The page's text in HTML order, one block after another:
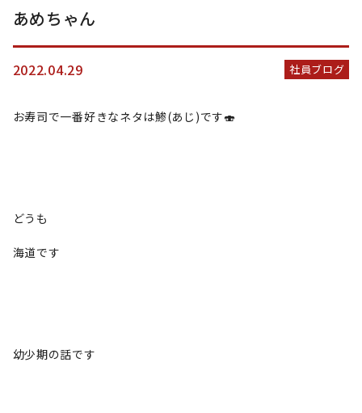
あめちゃん
2022.04.29 社員ブログ
お寿司で一番好きなネタは鯵(あじ)です🍣
どうも
海道です
幼少期の話です